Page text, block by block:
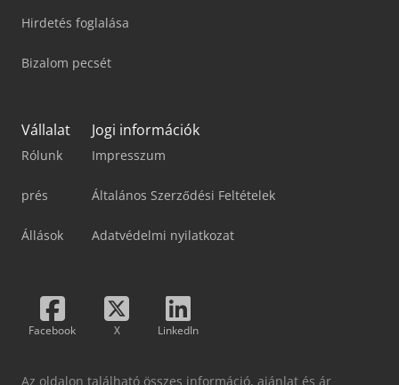
Hirdetés foglalása
Bizalom pecsét
Vállalat
Rólunk
prés
Állások
Jogi információk
Impresszum
Általános Szerződési Feltételek
Adatvédelmi nyilatkozat
Facebook X LinkedIn
Az oldalon található összes információ, ajánlat és ár